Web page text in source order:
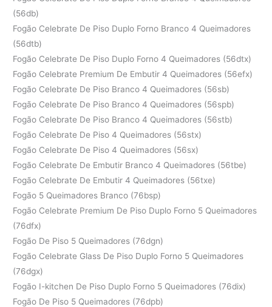
(56db)
Fogão Celebrate De Piso Duplo Forno Branco 4 Queimadores
(56dtb)
Fogão Celebrate De Piso Duplo Forno 4 Queimadores (56dtx)
Fogão Celebrate Premium De Embutir 4 Queimadores (56efx)
Fogão Celebrate De Piso Branco 4 Queimadores (56sb)
Fogão Celebrate De Piso Branco 4 Queimadores (56spb)
Fogão Celebrate De Piso Branco 4 Queimadores (56stb)
Fogão Celebrate De Piso 4 Queimadores (56stx)
Fogão Celebrate De Piso 4 Queimadores (56sx)
Fogão Celebrate De Embutir Branco 4 Queimadores (56tbe)
Fogão Celebrate De Embutir 4 Queimadores (56txe)
Fogão 5 Queimadores Branco (76bsp)
Fogão Celebrate Premium De Piso Duplo Forno 5 Queimadores
(76dfx)
Fogão De Piso 5 Queimadores (76dgn)
Fogão Celebrate Glass De Piso Duplo Forno 5 Queimadores
(76dgx)
Fogão I-kitchen De Piso Duplo Forno 5 Queimadores (76dix)
Fogão De Piso 5 Queimadores (76dpb)